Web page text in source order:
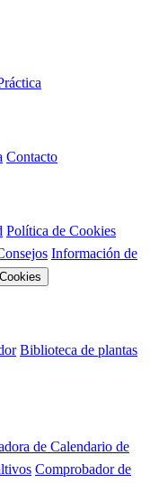
Contacto
Política de Cookies
Información de
Biblioteca de plantas
de Calendario de
Comprobador de